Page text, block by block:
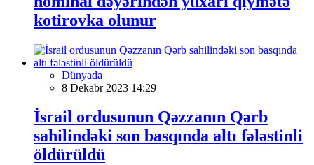
kotirovka olunur
Dünyada
8 Dekabr 2023 14:29
İsrail ordusunun Qəzzanın Qərb
sahilindəki son basqında altı fələstinli
öldürüldü